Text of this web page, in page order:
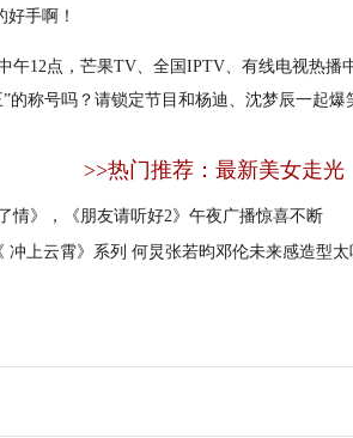
手啊！
午12点，芒果TV、全国IPTV、有线电视热播
的称号吗？请锁定节目和杨迪、沈梦辰一起爆
>>热门推荐：最新美女走光
情》，《朋友请听好2》午夜广播惊喜不断
冲上云霄》系列 何炅张若昀邓伦未来感造型